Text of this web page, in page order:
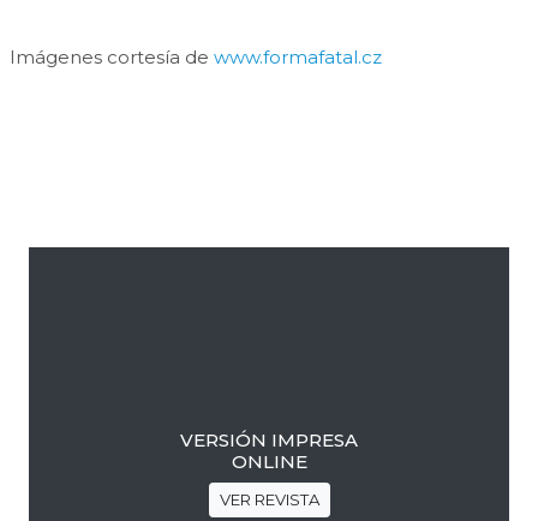
Imágenes cortesía de www.formafatal.cz
VERSIÓN IMPRESA
ONLINE
VER REVISTA